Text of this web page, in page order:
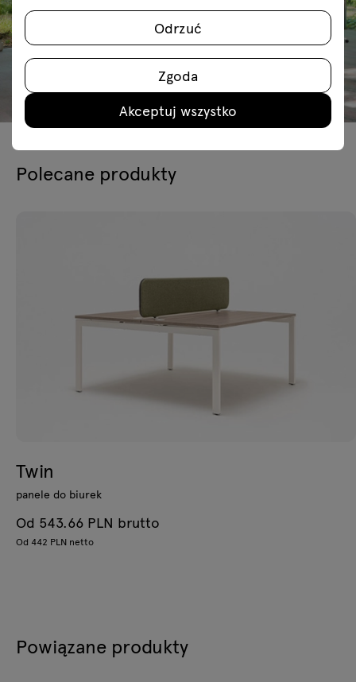
Polecane produkty
Twin
panele do biurek
Od 543.66 PLN brutto
Od 442 PLN netto
Powiązane produkty
Odrzuć
Zgoda
Akceptuj wszystko